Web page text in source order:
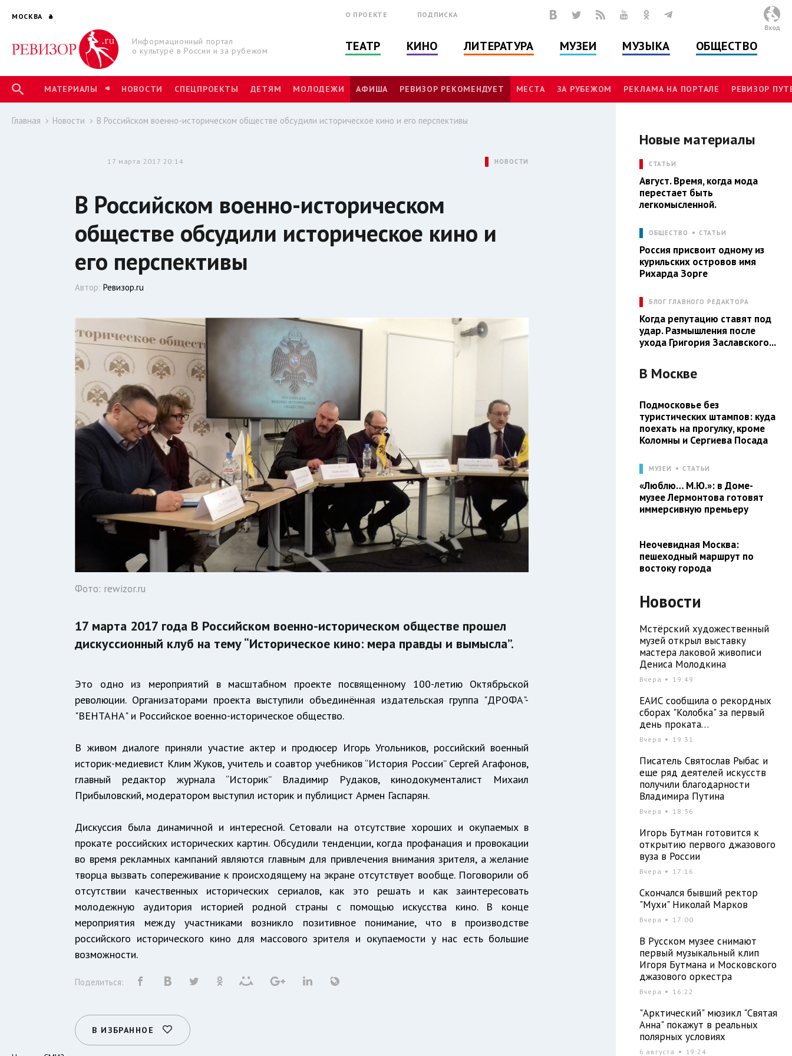
МОСКВА
Информационный портал
о культуре в России и за рубежом
О ПРОЕКТЕ ПОДПИСКА
ТЕАТР КИНО ЛИТЕРАТУРА МУЗЕИ МУЗЫКА ОБЩЕСТВО
Вход
МАТЕРИАЛЫ НОВОСТИ СПЕЦПРОЕКТЫ ДЕТЯМ МОЛОДЕЖИ АФИША РЕВИЗОР РЕКОМЕНДУЕТ МЕСТА ЗА РУБЕЖОМ РЕКЛАМА НА ПОРТАЛЕ РЕВИЗОР
Главная Новости В Российском военно-историческом обществе обсудили историческое кино и его перспективы
17 марта 2017 20:14 НОВОСТИ
В Российском военно-историческом
обществе обсудили историческое кино и
его перспективы
Автор:Ревизор.ru
Фото: rewizor.ru
17 марта 2017 года В Российском военно-историческом обществе прошел
дискуссионный клуб на тему “Историческое кино: мера правды и вымысла”.
Это одно из мероприятий в масштабном проекте посвященному 100-летию Октябрьской
революции. Организаторами проекта выступили объединённая издательская группа "ДРОФА"-
"ВЕНТАНА" и Российское военно-историческое общество.
В живом диалоге приняли участие актер и продюсер Игорь Угольников, российский военный
историк-медиевист Клим Жуков, учитель и соавтор учебников “История России” Сергей Агафонов,
главный редактор журнала “Историк” Владимир Рудаков, кинодокументалист Михаил
Прибыловский, модератором выступил историк и публицист Армен Гаспарян.
Дискуссия была динамичной и интересной. Сетовали на отсутствие хороших и окупаемых в
прокате российских исторических картин. Обсудили тенденции, когда профанация и провокации
во время рекламных кампаний являются главным для привлечения внимания зрителя, а желание
творца вызвать сопереживание к происходящему на экране отсутствует вообще. Поговорили об
отсутствии качественных исторических сериалов, как это решать и как заинтересовать
молодежную аудитория историей родной страны с помощью искусства кино. В конце
мероприятия между участниками возникло позитивное понимание, что в производстве
российского исторического кино для массового зрителя и окупаемости у нас есть большие
возможности.
Поделиться:
В ИЗБРАННОЕ
Новые материалы
СТАТЬИ
Август. Время, когда мода
перестает быть
легкомысленной.
ОБЩЕСТВО СТАТЬИ
Россия присвоит одному из
курильских островов имя
Рихарда Зорге
БЛОГ ГЛАВНОГО РЕДАКТОРА
Когда репутацию ставят под
удар. Размышления после
ухода Григория Заславского...
В Москве
Подмосковье без
туристических штампов: куда
поехать на прогулку, кроме
Коломны и Сергиева Посада
МУЗЕИ СТАТЬИ
«Люблю… М.Ю.»: в Доме-
музее Лермонтова готовят
иммерсивную премьеру
Неочевидная Москва:
пешеходный маршрут по
востоку города
Новости
Мстёрский художественный
музей открыл выставку
мастера лаковой живописи
Дениса Молодкина
Вчера 19:49
ЕАИС сообщила о рекордных
сборах "Колобка" за первый
день проката…
Вчера 19:31
Писатель Святослав Рыбас и
еще ряд деятелей искусств
получили благодарности
Владимира Путина
Вчера 18:36
Игорь Бутман готовится к
открытию первого джазового
вуза в России
Вчера 17:16
Скончался бывший ректор
"Мухи" Николай Марков
Вчера 17:00
В Русском музее снимают
первый музыкальный клип
Игоря Бутмана и Московского
джазового оркестра
Вчера 16:22
"Арктический" мюзикл "Святая
Анна" покажут в реальных
полярных условиях
6 августа 19:24